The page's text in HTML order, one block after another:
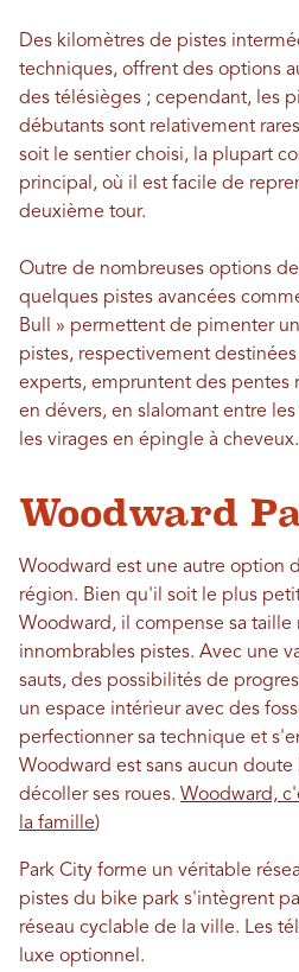
Des kilomètres de pistes
techniques, offrent des options
des télésièges ; cependant, les
débutants sont relativement
soit le sentier choisi, la plupart
principal, où il est facile de
deuxième tour.
Outre de nombreuses options
quelques pistes avancées
Bull » permettent de pimenter
pistes, respectivement
experts, empruntent des pentes
en dévers, en slalomant entre
les virages en épingle à cheveux.
Woodward
Woodward est une autre option
région. Bien qu'il soit le plus
Woodward, il compense sa taille
innombrables pistes. Avec une
sauts, des possibilités de
un espace intérieur avec des
perfectionner sa technique et
Woodward est sans aucun
décoller ses roues. Woodward,
la famille)
Park City forme un véritable
pistes du bike park s'intègrent
réseau cyclable de la ville. Les
luxe optionnel.